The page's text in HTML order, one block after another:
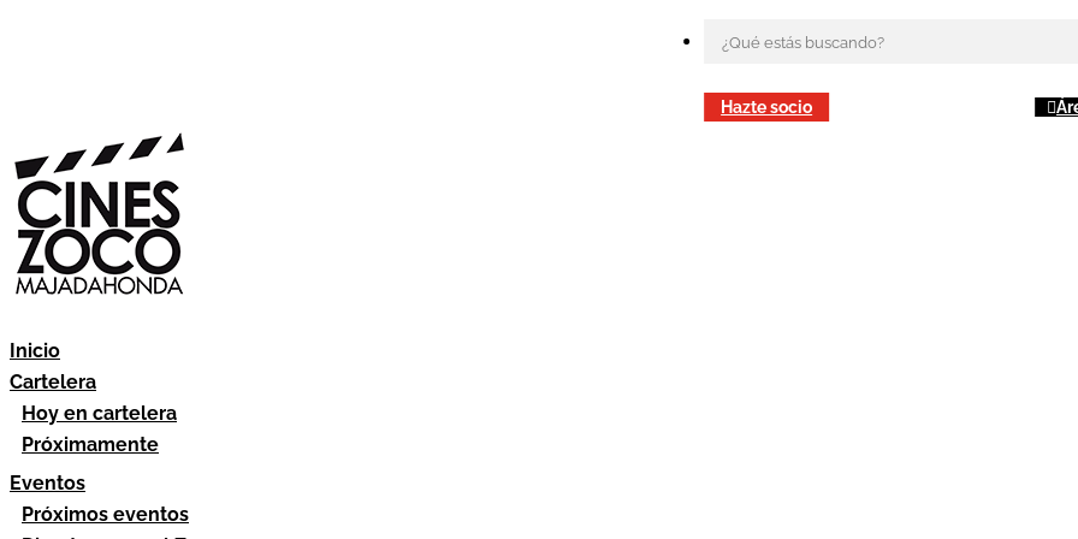
Hazte socio
Inicio
Cartelera
Hoy en cartelera
Próximamente
Eventos
Próximos eventos